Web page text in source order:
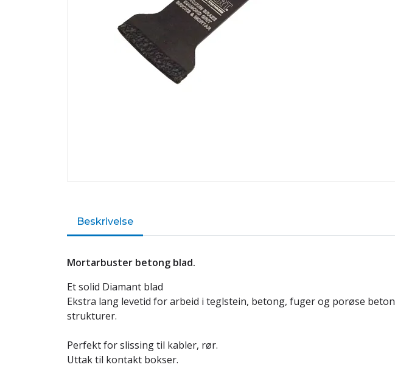
Beskrivelse
Mortarbuster betong blad.
Et solid Diamant blad
Ekstra lang levetid for arbeid i teglstein, betong, fuger og porøse
strukturer.
Perfekt for slissing til kabler, rør.
Uttak til kontakt bokser.